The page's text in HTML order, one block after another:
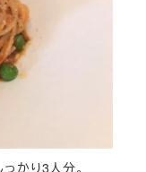
かり3人分。